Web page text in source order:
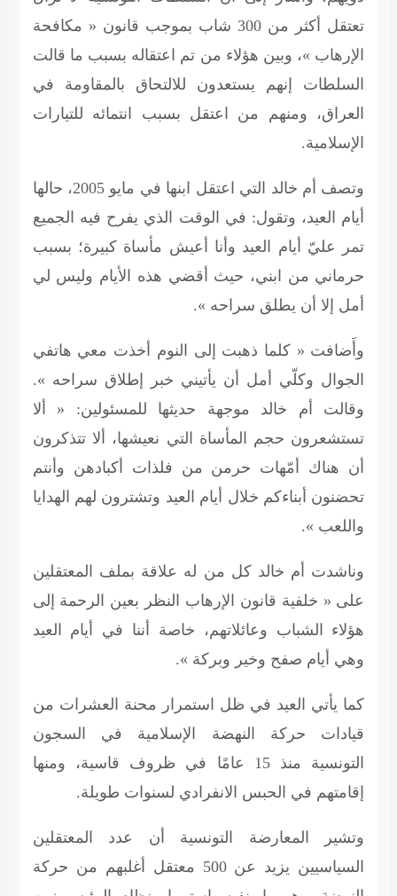
تعتقل أكثر من 300 شاب بموجب قانون « مكافحة
الإرهاب »، وبين هؤلاء من تم اعتقاله بسبب ما قالت
السلطات إنهم يستعدون للالتحاق بالمقاومة في
العراق، ومنهم من اعتقل بسبب انتمائه للتيارات
الإسلامية.
وتصف أم خالد التي اعتقل ابنها في مايو 2005، حالها
أيام العيد، وتقول: في الوقت الذي يفرح فيه الجميع
تمر عليّ أيام العيد وأنا أعيش مأساة كبيرة؛ بسبب
حرماني من ابني، حيث أقضي هذه الأيام وليس لي
أمل إلا أن يطلق سراحه ».
وأَضافت « كلما ذهبت إلى النوم أخذت معي هاتفي
الجوال وكلّي أمل أن يأتيني خبر إطلاق سراحه ».
وقالت أم خالد موجهة حديثها للمسئولين: « ألا
تستشعرون حجم المأساة التي نعيشها، ألا تتذكرون
أن هناك أمّهات حرمن من فلذات أكبادهن وأنتم
تحضنون أبناءكم خلال أيام العيد وتشترون لهم الهدايا
واللعب ».
وناشدت أم خالد كل من له علاقة بملف المعتقلين
على « خلفية قانون الإرهاب النظر بعين الرحمة إلى
هؤلاء الشباب وعائلاتهم، خاصة أننا في أيام العيد
وهي أيام صفح وخير وبركة ».
كما يأتي العيد في ظل استمرار محنة العشرات من
قيادات حركة النهضة الإسلامية في السجون
التونسية منذ 15 عامًا في ظروف قاسية، ومنها
إقامتهم في الحبس الانفرادي لسنوات طويلة.
وتشير المعارضة التونسية أن عدد المعتقلين
السياسيين يزيد عن 500 معتقل أغلبهم من حركة